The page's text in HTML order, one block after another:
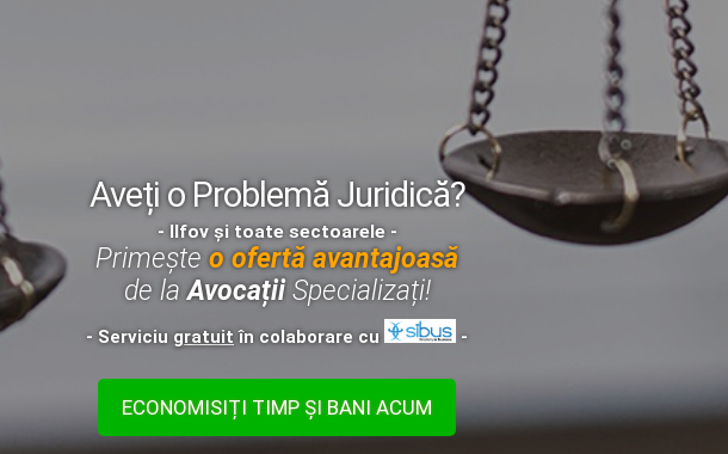
Aveți o Problemă Juridică?
- Ilfov și toate sectoarele -
Primeșteo ofertă avantajoasă
de laAvocațiiSpecializați!
- Serviciu gratuit în colaborare cu -
ECONOMISIȚI TIMP ȘI BANI ACUM